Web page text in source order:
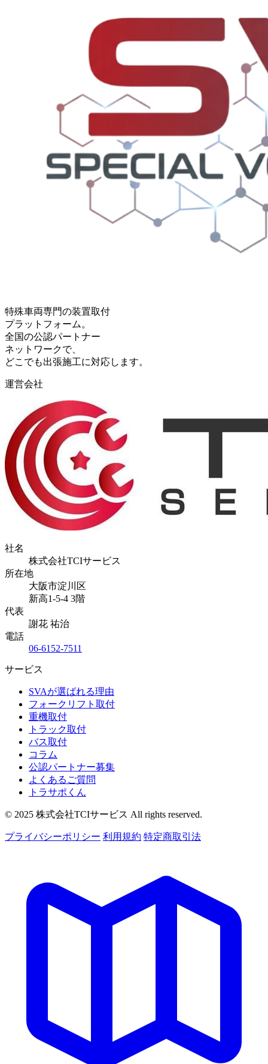
特殊車両専門の装置取付
プラットフォーム。
全国の公認パートナー
ネットワークで、
どこでも出張施工に対応します。
運営会社
社名
株式会社TCIサービス
所在地
大阪市淀川区
新高1-5-4 3階
代表
謝花 祐治
電話
06-6152-7511
サービス
SVAが選ばれる理由
フォークリフト取付
重機取付
トラック取付
バス取付
コラム
公認パートナー募集
よくあるご質問
トラサポくん
© 2025 株式会社TCIサービス All rights reserved.
プライバシーポリシー 利用規約 特定商取引法